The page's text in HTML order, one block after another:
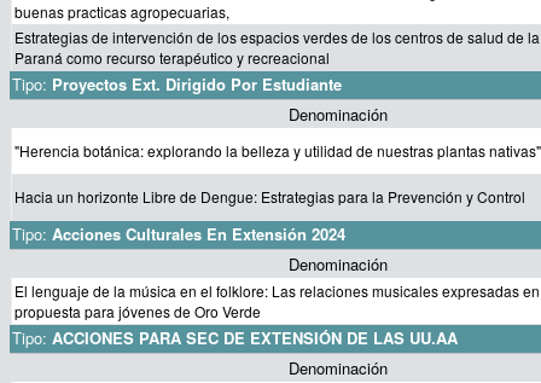
buenas practicas agropecuarias,
Estrategias de intervención de los espacios verdes de los centros de salud de
Paraná como recurso terapéutico y recreacional
Tipo: Proyectos Ext. Dirigido Por Estudiante
Denominación
"Herencia botánica: explorando la belleza y utilidad de nuestras plantas nativas"
Hacia un horizonte Libre de Dengue: Estrategias para la Prevención y Control
Tipo: Acciones Culturales En Extensión 2024
Denominación
El lenguaje de la música en el folklore: Las relaciones musicales expresadas
propuesta para jóvenes de Oro Verde
Tipo: ACCIONES PARA SEC DE EXTENSIÓN DE LAS UU.AA
Denominación